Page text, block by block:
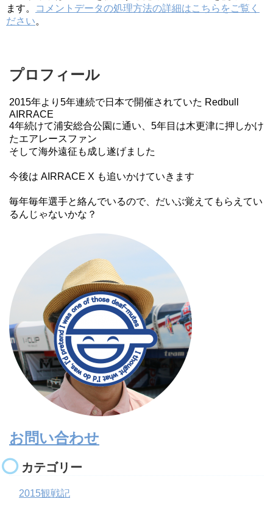
ます。
コメントデータの処理方法の詳細はこちらをご覧く
ださい。
プロフィール
2015年より5年連続で日本で開催されていた Redbull
AIRRACE
4年続けて浦安総合公園に通い、5年目は木更津に押しかけ
たエアレースファン
そして海外遠征も成し遂げました
今後は AIRRACE X も追いかけていきます
毎年毎年選手と絡んでいるので、だいぶ覚えてもらえてい
るんじゃないかな？
お問い合わせ
カテゴリー
2015観戦記